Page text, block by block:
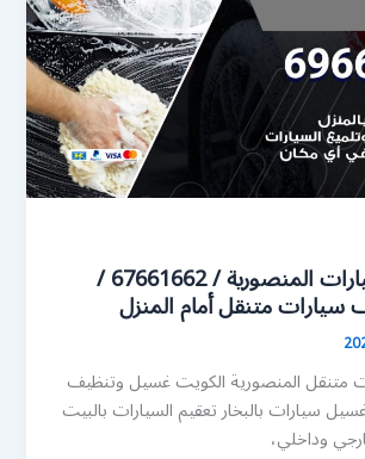
رقم غسيل سيارات المنصورية / 67661662 /
متنقل أمام المنزل
متنقل المنصورية الكويت غسيل وتنظيف
سيارات بالبخار تعقيم السيارات بالبيت
وداخلي،